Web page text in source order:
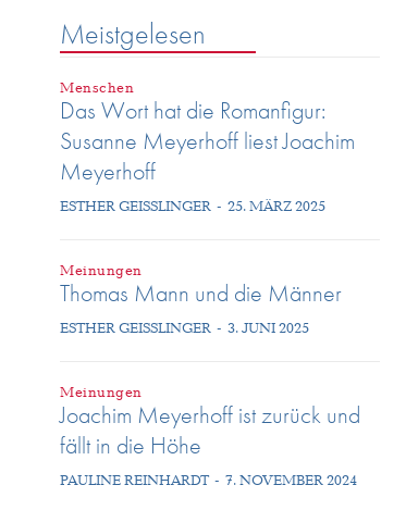
Meistgelesen
Menschen
Das Wort hat die Romanfigur:
Susanne Meyerhoff liest Joachim
Meyerhoff
ESTHER GEISSLINGER - 25. MÄRZ 2025
Meinungen
Thomas Mann und die Männer
ESTHER GEISSLINGER - 3. JUNI 2025
Meinungen
Joachim Meyerhoff ist zurück und
fällt in die Höhe
PAULINE REINHARDT - 7. NOVEMBER 2024